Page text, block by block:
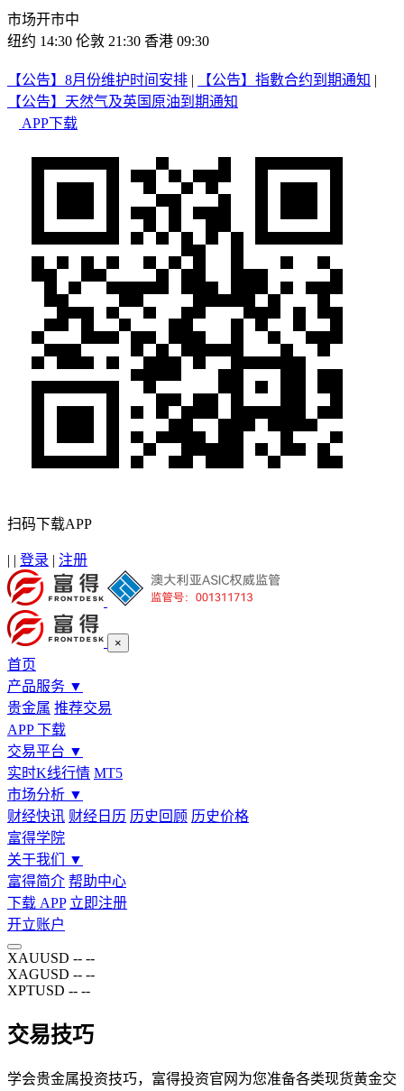
市场开市中
纽约 14:30 伦敦 21:30 香港 09:30
【公告】8月份维护时间安排 | 【公告】指數合约到期通知 |
【公告】天然气及英国原油到期通知
APP下载
扫码下载APP
| | 登录 | 注册
×
首页
产品服务 ▼
贵金属 推荐交易
APP 下载
交易平台 ▼
实时K线行情 MT5
市场分析 ▼
财经快讯 财经日历 历史回顾 历史价格
富得学院
关于我们
▼
富得简介 帮助中心
下载 APP 立即注册
开立账户
XAUUSD -- --
XAGUSD -- --
XPTUSD -- --
交易技巧
学会贵金属投资技巧，富得投资官网为您准备各类现货黄金交